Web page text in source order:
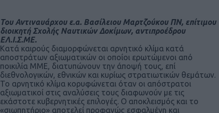
Του Αντιναυάρχου ε.α. Βασίλειου Μαρτζούκου ΠΝ, επίτιμου
διοικητή Σχολής Ναυτικών Δοκίμων, αντιπροέδρου
ΕΛ.Ι.Σ.ΜΕ.
Κατά καιρούς διαμορφώνεται αρνητικό κλίμα κατά
αποστράτων αξιωματικών οι οποίοι ερωτώμενοι από
ποικιλία ΜΜΕ, διατυπώνουν την άποψή τους, επί
διεθνολογικών, εθνικών και κυρίως στρατιωτικών θεμάτων.
Το αρνητικό κλίμα κορυφώνεται όταν οι απόστρατοι
αξιωματικοί στις αναλύσεις τους διαφωνούν με τις
εκάστοτε κυβερνητικές επιλογές. Ο αποκλεισμός και το
«σιωπητήριο» αποτελεί προφανώς εσφαλμένη και